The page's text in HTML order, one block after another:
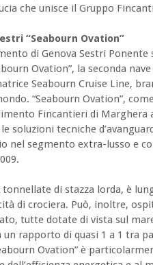
che unisce il Gruppo
“Seabourn Ovation”
di Genova Sestri
Ovation”, la seconda
Seabourn Cruise Line,
“Seabourn Ovation”,
Fincantieri di Marghera
soluzioni tecniche
nel segmento extra-lusso e
tonnellate di stazza lorda, è
di crociera. Può, inoltre,
tutte dotate di vista sul
un rapporto di quasi 1 a 1 tra
Ovation” è